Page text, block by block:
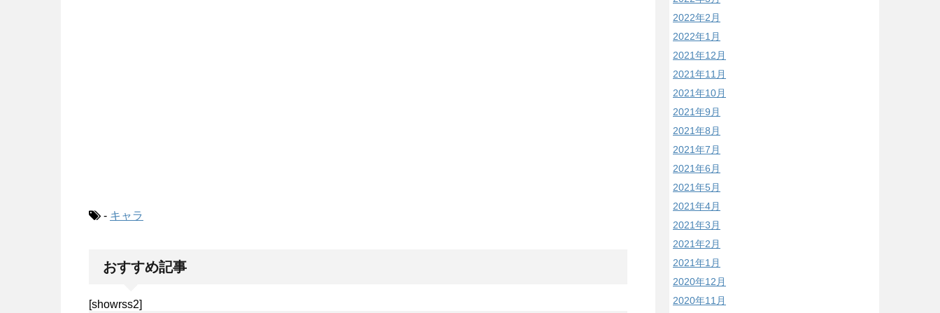
- キャラ
おすすめ記事
[showrss2]
2022年2月
2022年1月
2021年12月
2021年11月
2021年10月
2021年9月
2021年8月
2021年7月
2021年6月
2021年5月
2021年4月
2021年3月
2021年2月
2021年1月
2020年12月
2020年11月